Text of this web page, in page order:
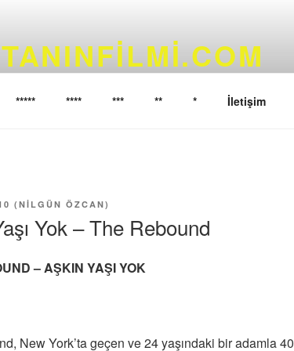
***** **** *** ** * İletişim
( NILGÜN ÖZCAN)
Yok – The Rebound
– AŞKIN YAŞI YOK
New York’ta geçen ve 24 yaşındaki bir adamla 40